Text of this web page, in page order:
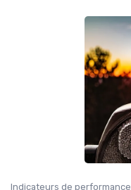
Indicateurs de performance